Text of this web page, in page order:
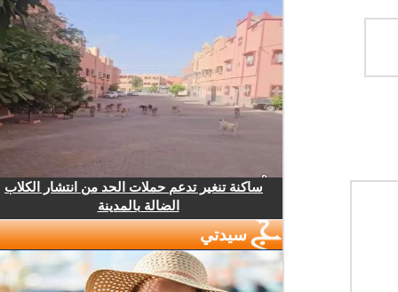
ساكنة تنغير تدعم حملات الحد من انتشار الكلاب
الضالة بالمدينة
سيدتي